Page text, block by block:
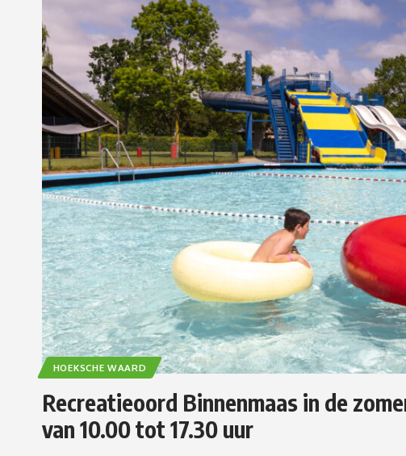
HOEKSCHE WAARD
Recreatieoord Binnenmaas in de
van 10.00 tot 17.30 uur